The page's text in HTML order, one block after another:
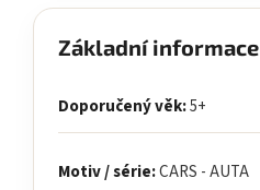
Základní informace
Doporučený věk:5+
Motiv / série:CARS - AUTA